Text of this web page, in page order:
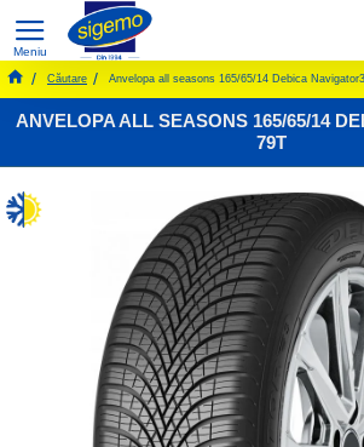
Căutare Anvelopa all seasons 165/65/14 Debica
ANVELOPA ALL SEASONS 165/65/14
79T